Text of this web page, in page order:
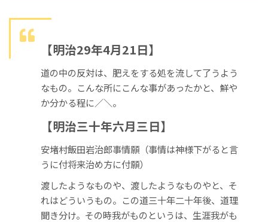
【明治29年4月21日】
道の中の反対は、肥えをする処を流して了うよう
なもの。こんな所にこんな事があったかと、鮮や
か分かる程に／＼。
【明治三十年六月三日】
安堵村飯田岩治郎事情願（事情は神様下がると言
うに付将来治め方に付願）
渡したようなものや、渡したようなものやと、そ
れはどういうもの。この道三十年二十年後、道理
聞き分け。その時我がものというは、生涯我がも